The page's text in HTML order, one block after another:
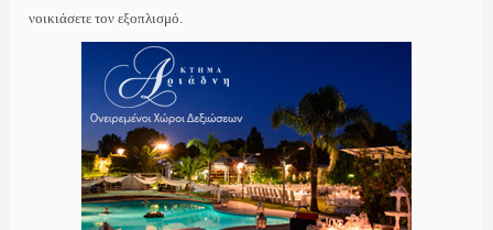
νοικιάσετε τον εξοπλισμό.